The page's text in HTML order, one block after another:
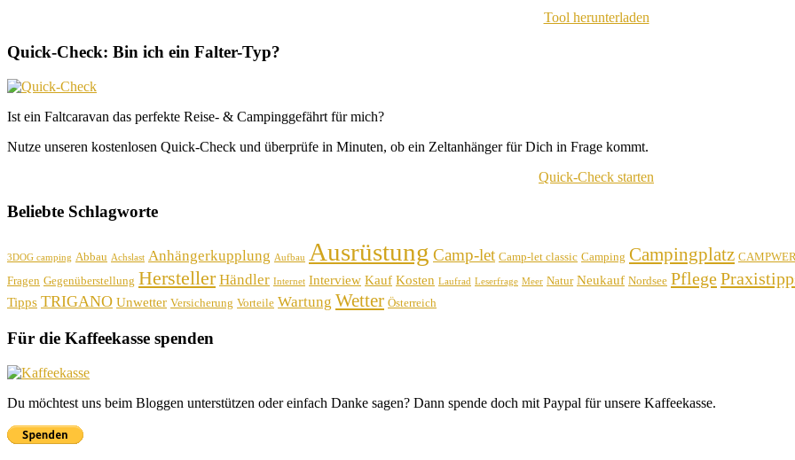
Tool herunterladen
Quick-Check: Bin ich ein Falter-Typ?
Ist ein Faltcaravan das perfekte Reise- & Campinggefährt für mich?
Nutze unseren kostenlosen Quick-Check und überprüfe in Minuten, ob ein Zeltanhänger für Dich in Frage kommt.
Quick-Check starten
Beliebte Schlagworte
3DOG camping Abbau Achslast Anhängerkupplung Aufbau Ausrüstung Camp-let Camp-let classic Camping Campingplatz
Fragen Gegenüberstellung Hersteller Händler Internet Interview Kauf Kosten Laufrad Leserfrage Meer Natur Neukauf Nordsee Pflege
Tipps TRIGANO Unwetter Versicherung Vorteile Wartung Wetter Österreich
Für die Kaffeekasse spenden
Du möchtest uns beim Bloggen unterstützen oder einfach Danke sagen? Dann spende doch mit Paypal für unsere Kaffeekasse.